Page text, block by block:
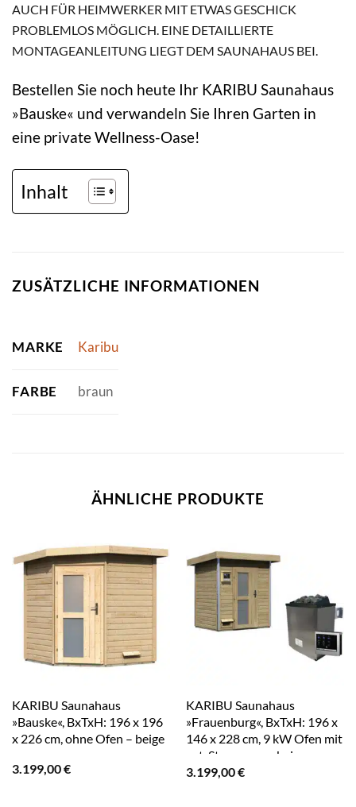
AUCH FÜR HEIMWERKER MIT ETWAS GESCHICK
PROBLEMLOS MÖGLICH. EINE DETAILLIERTE
MONTAGEANLEITUNG LIEGT DEM SAUNAHAUS BEI.
Bestellen Sie noch heute Ihr KARIBU Saunahaus
»Bauske« und verwandeln Sie Ihren Garten in
eine private Wellness-Oase!
Inhalt
ZUSÄTZLICHE INFORMATIONEN
MARKE Karibu
FARBE braun
ÄHNLICHE PRODUKTE
KARIBU Saunahaus
»Bauske«, BxTxH: 196 x 196
x 226 cm, ohne Ofen – beige
3.199,00€
KARIBU Saunahaus
»Frauenburg«, BxTxH: 196 x
146 x 228 cm, 9 kW Ofen mit
ext. Steuerung – beige
3.199,00€